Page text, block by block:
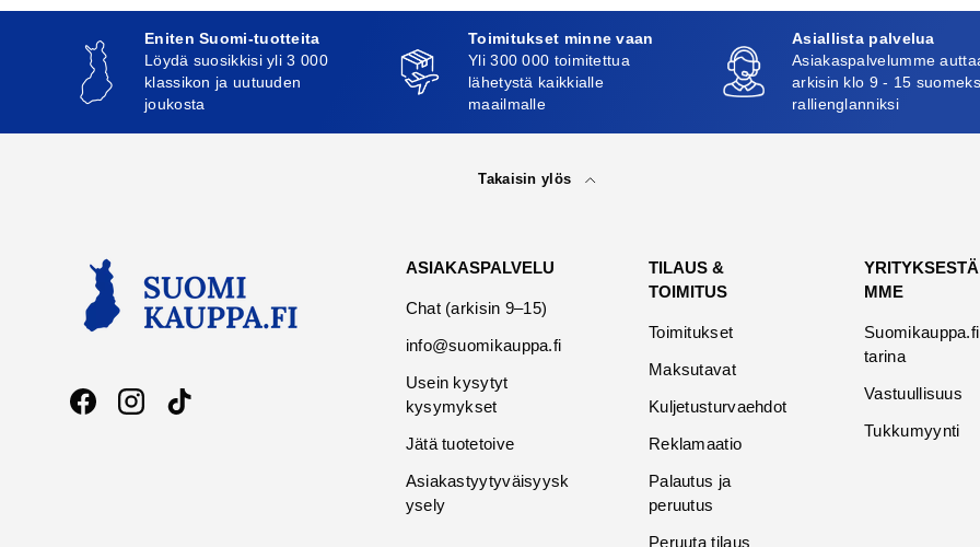
Eniten Suomi-tuotteita
Löydä suosikkisi yli 3 000
klassikon ja uutuuden
joukosta
Toimitukset minne vaan
Yli 300 000 toimitettua
lähetystä kaikkialle
maailmalle
Asiallista palvelua
Asiakaspalvelumme
arkisin klo 9 - 15
rallienglanniksi
Takaisin ylös
FacebookInstagramTikTok
ASIAKASPALVELU
Chat (arkisin 9–15)
info@suomikauppa.fi
Usein kysytyt
kysymykset
Jätä tuotetoive
Asiakastyytyväisyysk
ysely
TILAUS &
TOIMITUS
Toimitukset
Maksutavat
Kuljetusturvaehdot
Reklamaatio
Palautus ja
peruutus
Peruuta tilaus
YRITYKSESTÄ
MME
Suomikauppa.fi
tarina
Vastuullisuus
Tukkumyynti